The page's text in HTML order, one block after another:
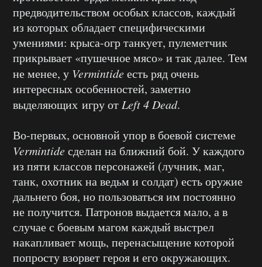
предводительством особых классов, каждый
из которых обладает специфическими
умениями: крыса-огр танкует, пулеметчик
прикрывает «пушечное мясо» и так далее. Тем
не менее, у Vermintideесть ряд очень
интересных особенностей, заметно
выделяющих игру от Left 4 Dead.
Во-первых, основной упор в боевой системе
Vermintideсделан на ближний бой. У каждого
из пяти классов персонажей (лучник, маг,
танк, охотник на ведьм и солдат) есть оружие
дальнего боя, но пользоваться им постоянно
не получится. Патронов выдается мало, а в
случае с боевым магом каждый выстрел
накапливает мощь, перенасыщение которой
попросту взорвет героя и его окружающих.